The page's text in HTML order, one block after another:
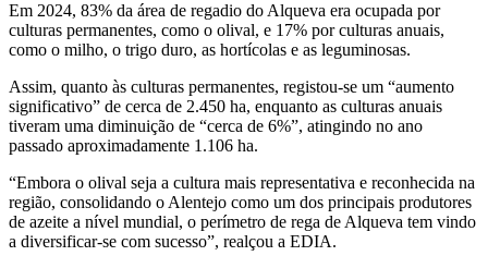
Em 2024, 83% da área de regadio do Alqueva era ocupada por
culturas permanentes, como o olival, e 17% por culturas anuais,
como o milho, o trigo duro, as hortícolas e as leguminosas.
Assim, quanto às culturas permanentes, registou-se um “aumento
significativo” de cerca de 2.450 ha, enquanto as culturas anuais
tiveram uma diminuição de “cerca de 6%”, atingindo no ano
passado aproximadamente 1.106 ha.
“Embora o olival seja a cultura mais representativa e reconhecida na
região, consolidando o Alentejo como um dos principais produtores
de azeite a nível mundial, o perímetro de rega de Alqueva tem vindo
a diversificar-se com sucesso”, realçou a EDIA.